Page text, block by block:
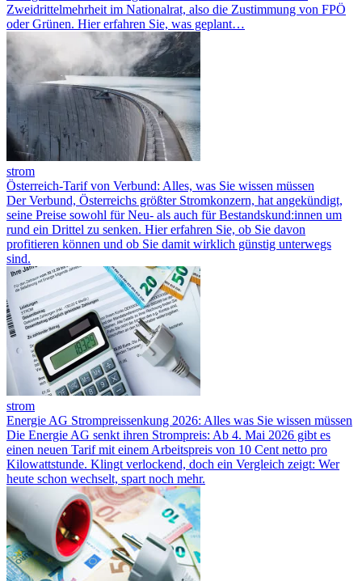
Zweidrittelmehrheit im Nationalrat, also die Zustimmung von FPÖ
oder Grünen. Hier erfahren Sie, was geplant…
strom
Österreich-Tarif von Verbund: Alles, was Sie wissen müssen
Der Verbund, Österreichs größter Stromkonzern, hat angekündigt,
seine Preise sowohl für Neu- als auch für Bestandskund:innen um
rund ein Drittel zu senken. Hier erfahren Sie, ob Sie davon
profitieren können und ob Sie damit wirklich günstig unterwegs
sind.
strom
Energie AG Strompreissenkung 2026: Alles was Sie wissen müssen
Die Energie AG senkt ihren Strompreis: Ab 4. Mai 2026 gibt es
einen neuen Tarif mit einem Arbeitspreis von 10 Cent netto pro
Kilowattstunde. Klingt verlockend, doch ein Vergleich zeigt: Wer
heute schon wechselt, spart noch mehr.